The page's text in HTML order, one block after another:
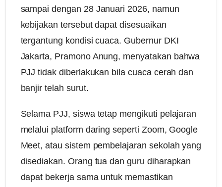
sampai dengan 28 Januari 2026, namun
kebijakan tersebut dapat disesuaikan
tergantung kondisi cuaca. Gubernur DKI
Jakarta, Pramono Anung, menyatakan bahwa
PJJ tidak diberlakukan bila cuaca cerah dan
banjir telah surut.
Selama PJJ, siswa tetap mengikuti pelajaran
melalui platform daring seperti Zoom, Google
Meet, atau sistem pembelajaran sekolah yang
disediakan. Orang tua dan guru diharapkan
dapat bekerja sama untuk memastikan